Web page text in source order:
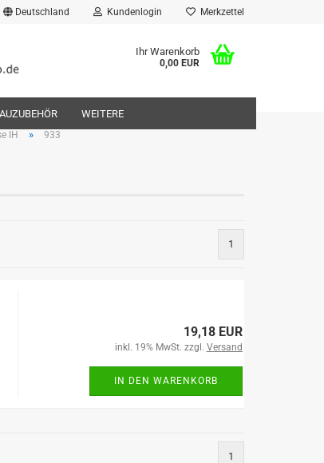
Deutschland Kundenlogin Merkzettel
Ihr Warenkorb
0,00 EUR
WEITERE
IH » 933
1
19,18 EUR
inkl. 19% MwSt. zzgl. Versand
IN DEN WARENKORB
1